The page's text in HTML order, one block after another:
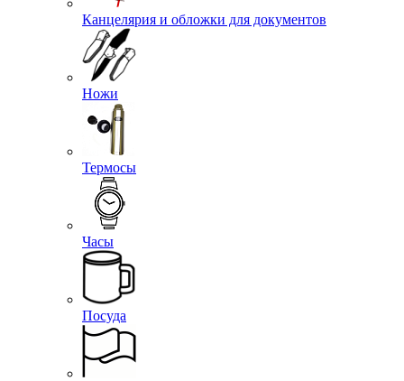
Канцелярия и обложки для документов
Ножи
Термосы
Часы
Посуда